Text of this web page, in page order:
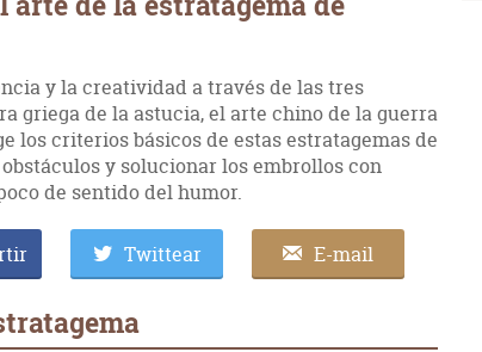
y la creatividad a través de las tres
griega de la astucia, el arte chino de la guerra
los criterios básicos de estas estratagemas de
y solucionar los embrollos con
de sentido del humor.
Twittear E-mail